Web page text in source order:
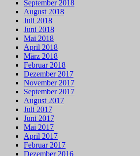
September 2018
August 2018
Juli 2018
Juni 2018
Mai 2018
April 2018
März 2018
Februar 2018
Dezember 2017
November 2017
September 2017
August 2017
Juli 2017
Juni 2017
Mai 2017
April 2017
Februar 2017
Dezember 2016